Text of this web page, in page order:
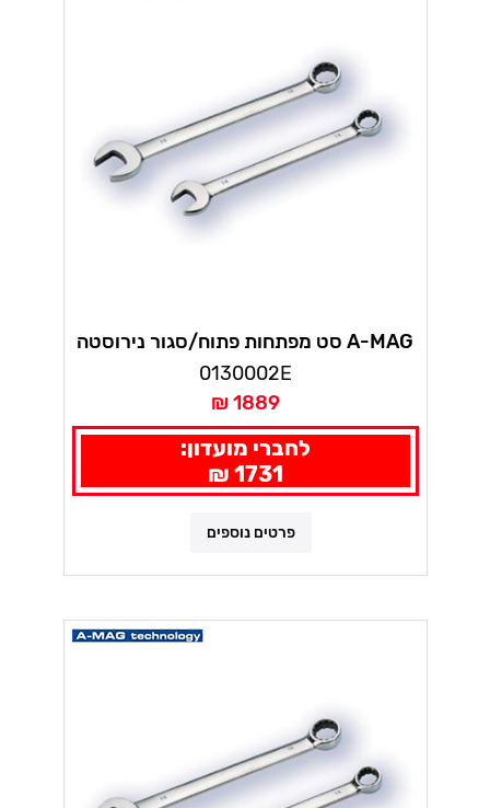
A-MAG סט מפתחות פתוח/סגור נירוסטה
0130002E
1889 ₪
לחברי מועדון:
1731 ₪
פרטים נוספים